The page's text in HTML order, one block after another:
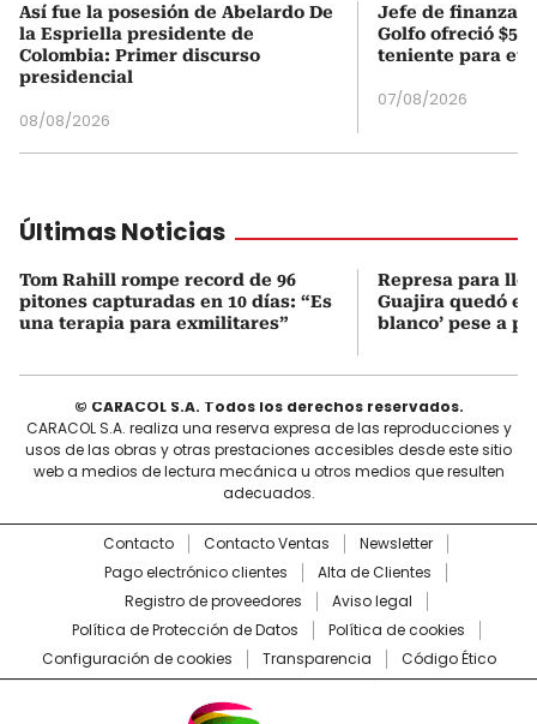
Así fue la posesión de Abelardo De
la Espriella presidente de
Colombia: Primer discurso
presidencial
08/08/2026
Jefe de finanzas
Golfo ofreció
teniente para
07/08/2026
Últimas Noticias
Tom Rahill rompe record de 96
pitones capturadas en 10 días: “Es
una terapia para exmilitares”
Represa para
Guajira quedó en
blanco’ pese a
© CARACOL S.A. Todos los derechos reservados.
CARACOL S.A. realiza una reserva expresa de las reproducciones y
usos de las obras y otras prestaciones accesibles desde este sitio
web a medios de lectura mecánica u otros medios que resulten
adecuados.
Contacto Contacto Ventas
Newsletter
Pago electrónico clientes
Alta de Clientes
Registro de proveedores
Aviso legal
Política de Protección de Datos
Política de cookies
Configuración de cookies
Transparencia Código Ético